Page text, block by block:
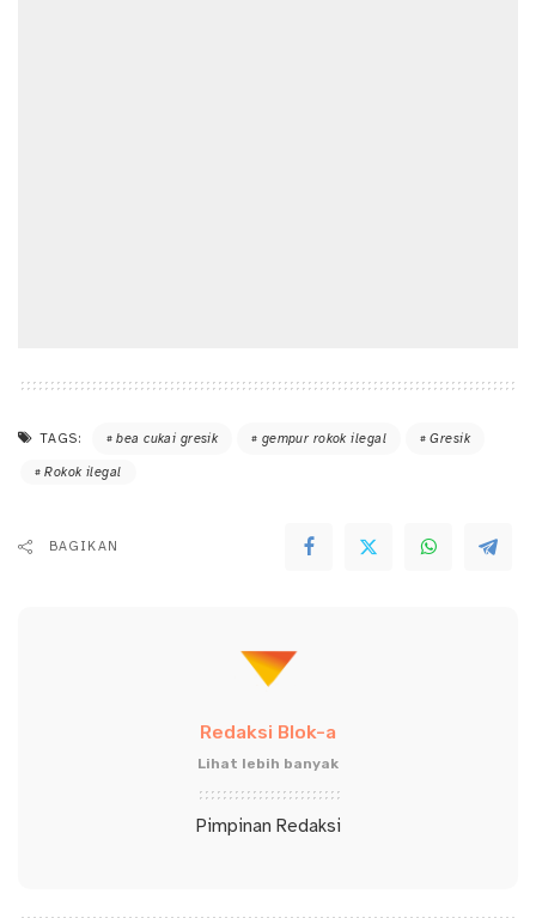
TAGS: bea cukai gresik gempur rokok ilegal Gresik
Rokok ilegal
BAGIKAN
Redaksi Blok-a
Lihat lebih banyak
Pimpinan Redaksi